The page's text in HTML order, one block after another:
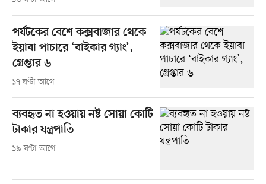
পর্যটকের বেশে কক্সবাজার থেকে
ইয়াবা পাচারে ‘বাইকার গ্যাং’,
গ্রেপ্তার ৬
১৭ ঘণ্টা আগে
ব্যবহৃত না হওয়ায় নষ্ট সোয়া কোটি
টাকার যন্ত্রপাতি
১৯ ঘণ্টা আগে